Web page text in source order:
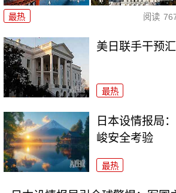
最热 阅读
美日联手干预
最热
日本设情报局
峻安全考验
最热